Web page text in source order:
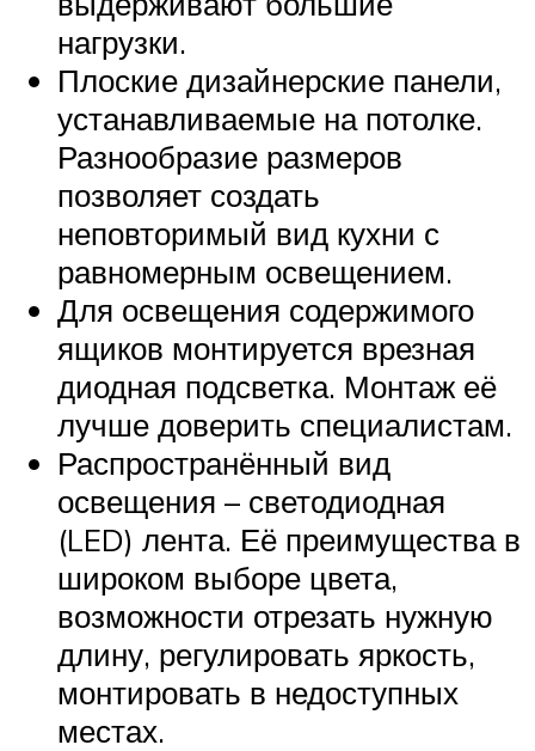
нагрузки.
Плоские дизайнерские панели,
устанавливаемые на потолке.
Разнообразие размеров
позволяет создать
неповторимый вид кухни с
равномерным освещением.
Для освещения содержимого
ящиков монтируется врезная
диодная подсветка. Монтаж её
лучше доверить специалистам.
Распространённый вид
освещения – светодиодная
(LED) лента. Её преимущества в
широком выборе цвета,
возможности отрезать нужную
длину, регулировать яркость,
монтировать в недоступных
местах.